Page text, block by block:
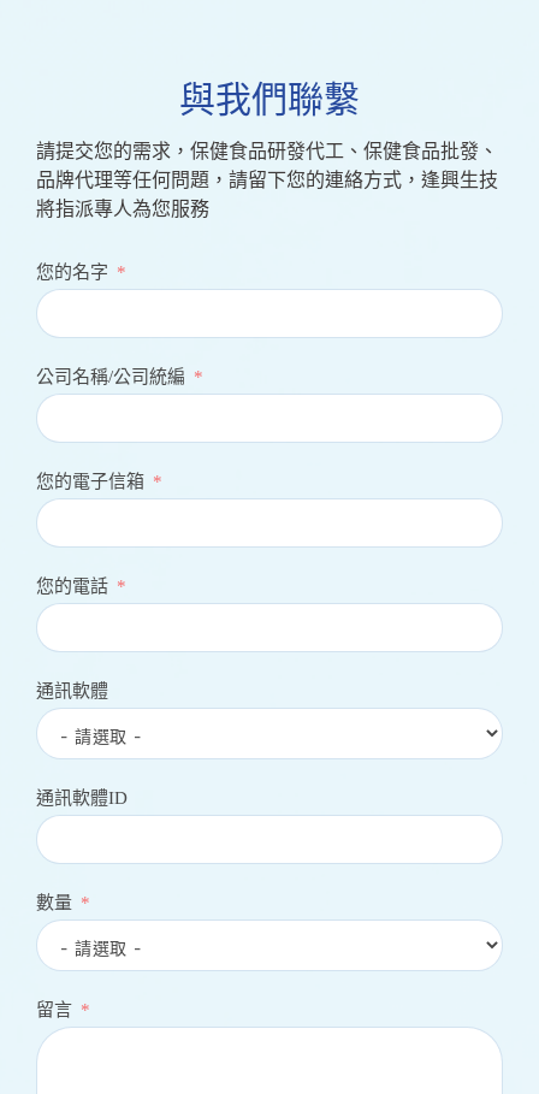
與我們聯繫
請提交您的需求，保健食品研發代工、保健食品批發、
品牌代理等任何問題，請留下您的連絡方式，逢興生技
將指派專人為您服務
您的名字
公司名稱/公司統編
您的電子信箱
您的電話
通訊軟體
通訊軟體ID
數量
留言